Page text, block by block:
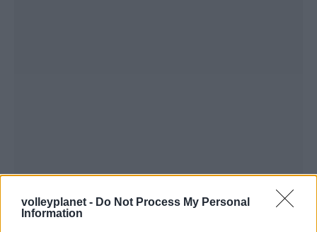
volleyplanet - Do Not Process My Personal
Information